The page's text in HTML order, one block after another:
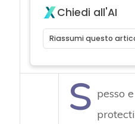
Chiedi all'AI
Riassumi questo
S pesso